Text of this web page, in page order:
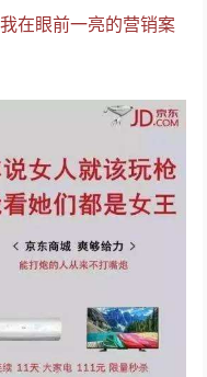
在眼前一亮的营销案